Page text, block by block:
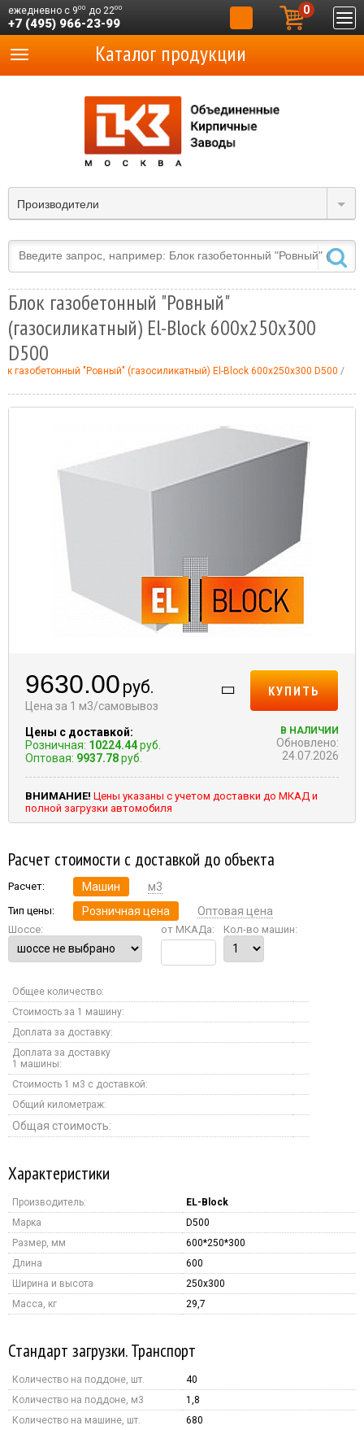
ежедневно с 900 до 2200
+7 (495) 966-23-99
0
Производители
Каталог продукции
Блок газобетонный "Ровный"
(газосиликатный) El-Block 600х250х300
D500
газобетонный "Ровный" (газосиликатный) El-Block 600х250х300 D500
9630.00 руб.
Цена за 1 м3/самовывоз
Цены с доставкой:
Розничная: 10224.44руб.
Оптовая: 9937.78руб.
КУПИТЬ
В НАЛИЧИИ
Обновлено:
24.07.2026
ВНИМАНИЕ! Цены указаны с учетом доставки до МКАД и
полной загрузки автомобиля
Расчет стоимости с доставкой до объекта
Расчет: Машин м3
Тип цены: Розничная цена Оптовая цена
Шоссе: от МКАДа: Кол-во машин:
Общее количество:
Стоимость за 1 машину:
Доплата за доставку:
Доплата за доставку
1 машины:
Стоимость 1 м3 с доставкой:
Общий километраж:
Общая стоимость:
Характеристики
Производитель:
EL-Block
Марка
D500
Размер, мм
600*250*300
Длина
600
Ширина и высота
250x300
Масса, кг
29,7
Стандарт загрузки. Транспорт
Количество на поддоне, шт.
40
Количество на поддоне, м3
1,8
Количество на машине, шт.
680